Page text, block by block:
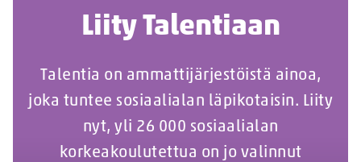
Liity Talentiaan
Talentia on ammattijärjestöistä ainoa,
joka tuntee sosiaalialan läpikotaisin. Liity
nyt, yli 26 000 sosiaalialan
korkeakoulutettua on jo valinnut